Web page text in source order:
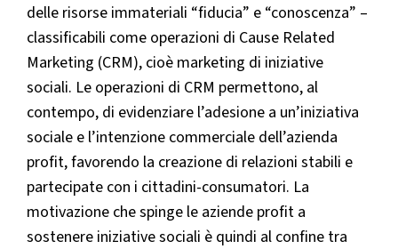
delle risorse immateriali “fiducia” e “conoscenza” –
classificabili come operazioni di Cause Related
Marketing (CRM), cioè marketing di iniziative
sociali. Le operazioni di CRM permettono, al
contempo, di evidenziare l’adesione a un’iniziativa
sociale e l’intenzione commerciale dell’azienda
profit, favorendo la creazione di relazioni stabili e
partecipate con i cittadini-consumatori. La
motivazione che spinge le aziende profit a
sostenere iniziative sociali è quindi al confine tra